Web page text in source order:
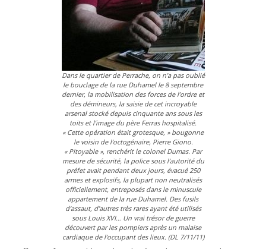
Dans le quartier de Perrache, on n’a pas oublié
le bouclage de la rue Duhamel le 8 septembre
dernier, la mobilisation des forces de l’ordre et
des démineurs, la saisie de cet incroyable
arsenal stocké depuis cinquante ans sous les
toits et l’image du père Ferras hospitalisé.
« Cette opération était grotesque, » bougonne
le voisin de l’octogénaire, Pierre Giono.
« Pitoyable », renchérit le colonel Dumas. Par
mesure de sécurité, la police sous l’autorité du
préfet avait pendant deux jours, évacué 250
armes et explosifs, la plupart non neutralisés
officiellement, entreposés dans le minuscule
appartement de la rue Duhamel. Des fusils
d’assaut, d’autres très rares ayant été utilisés
sous Louis XVI… Un vrai trésor de guerre
découvert par les pompiers après un malaise
cardiaque de l’occupant des lieux. (DL 7/11/11)